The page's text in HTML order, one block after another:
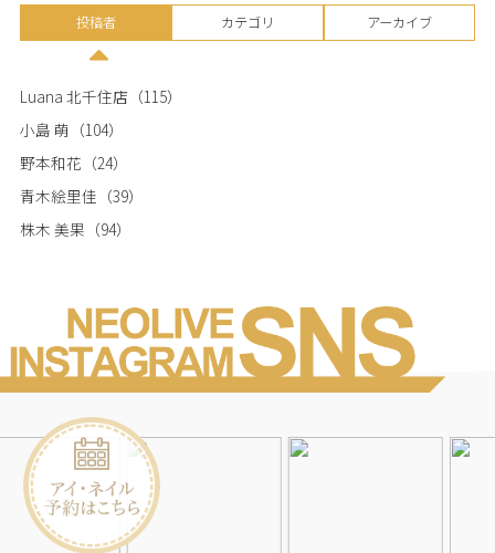
投稿者 カテゴリ アーカイブ
Luana 北千住店 （115）
小島 萌 （104）
野本和花 （24）
青木絵里佳 （39）
株木 美果 （94）